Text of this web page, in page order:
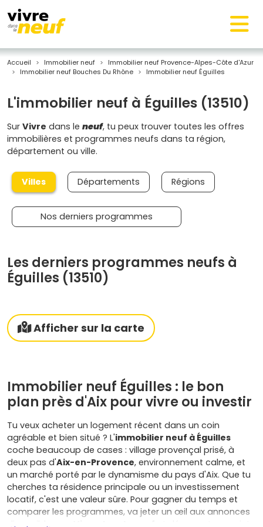
Accueil Immobilier neuf
Immobilier neuf Provence-Alpes-Côte d'Azur
Immobilier neuf Bouches Du Rhône
Immobilier neuf Éguilles
L'immobilier neuf à Éguilles (13510)
Sur Vivre dans le neuf, tu peux trouver toutes les offres
immobilières et programmes neufs dans ta région,
département ou ville.
Villes Départements Régions
Nos derniers programmes
Les derniers programmes neufs à
Éguilles (13510)
Afficher sur la carte
Immobilier neuf Éguilles : le bon
plan près d'Aix pour vivre ou investir
Tu veux acheter un logement récent dans un coin
agréable et bien situé ? L'immobilier neuf à Éguilles
coche beaucoup de cases : village provençal prisé, à
deux pas d'Aix-en-Provence, environnement calme, et
un marché porté par le dynamisme du pays d'Aix. Que tu
cherches ta résidence principale ou un investissement
locatif, c'est une valeur sûre. Pour gagner du temps et
comparer les programmes, va jeter un œil aux annonces
disponibles sur